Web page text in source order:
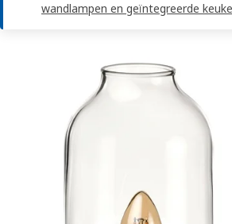
wandlampen en geïntegreerde
afbeeldingen